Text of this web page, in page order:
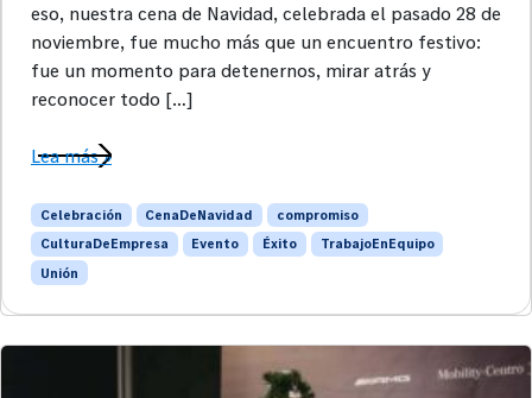
eso, nuestra cena de Navidad, celebrada el pasado 28 de
noviembre, fue mucho más que un encuentro festivo:
fue un momento para detenernos, mirar atrás y
reconocer todo […]
Lea más »
Celebración CenaDeNavidad
compromiso
CulturaDeEmpresa
Evento Éxito
TrabajoEnEquipo
Unión